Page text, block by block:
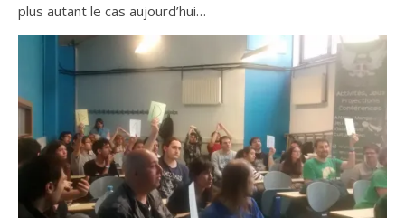
plus autant le cas aujourd’hui…